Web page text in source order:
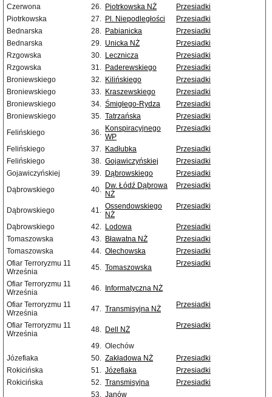
Czerwona 26. Piotrkowska NŻ
Przesiadki
Piotrkowska
27. Pl. Niepodległości
Przesiadki
Bednarska
28. Pabianicka
Przesiadki
Bednarska
29. Unicka NŻ
Przesiadki
Rzgowska
30. Lecznicza
Przesiadki
Rzgowska
31. Paderewskiego
Przesiadki
Broniewskiego
32. Kilińskiego
Przesiadki
Broniewskiego
33. Kraszewskiego
Przesiadki
Broniewskiego
34. Śmigłego-Rydza
Przesiadki
Broniewskiego
35. Tatrzańska
Przesiadki
Felińskiego
36. Konspiracyjnego
WP
Przesiadki
Felińskiego 37. Kadłubka
Przesiadki
Felińskiego
38. Gojawiczyńskiej
Przesiadki
Gojawiczyńskiej
39. Dąbrowskiego
Przesiadki
Dąbrowskiego
40. Dw. Łódź Dąbrowa
NŻ
Przesiadki
Dąbrowskiego 41. Ossendowskiego
NŻ
Przesiadki
Dąbrowskiego 42. Lodowa
Przesiadki
Tomaszowska
43. Bławatna NŻ
Przesiadki
Tomaszowska
44. Olechowska
Przesiadki
Ofiar Terroryzmu 11
Września
45. Tomaszowska Przesiadki
Ofiar Terroryzmu 11
Września
46.
Informatyczna NŻ
Ofiar Terroryzmu 11
Września
47. Transmisyjna NŻ Przesiadki
Ofiar Terroryzmu 11
Września
48. Dell NŻ Przesiadki
49. Olechów
Józefiaka
50. Zakładowa NŻ
Przesiadki
Rokicińska
51. Józefiaka
Przesiadki
Rokicińska
52. Transmisyjna
Przesiadki
53. Janów